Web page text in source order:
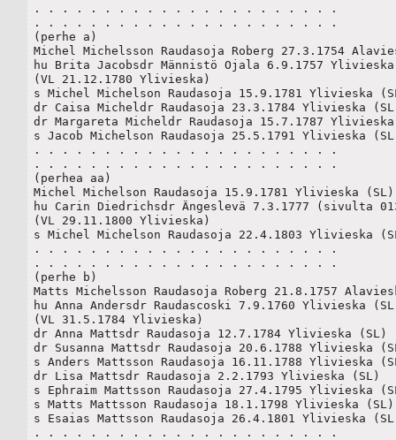
. . . . . . . . . . . . . . . . . . . . . .
. . . . . . . . . . . . . . . . . . . . . .
(perhe a)
Michel Michelsson Raudasoja Roberg 27.3.1754
hu Brita Jacobsdr Männistö Ojala 6.9.1757
(VL 21.12.1780 Ylivieska)
s Michel Michelson Raudasoja 15.9.1781 Ylivieska
dr Caisa Micheldr Raudasoja 23.3.1784 Ylivieska
dr Margareta Micheldr Raudasoja 15.7.1787
s Jacob Michelson Raudasoja 25.5.1791 Ylivieska
. . . . . . . . . . . . . . . . . . . . . .
. . . . . . . . . . . . . . . . . . . . . .
(perhea aa)
Michel Michelson Raudasoja 15.9.1781 Ylivieska (SL)
hu Carin Diedrichsdr Ängeslevä 7.3.1777 (sivulta
(VL 29.11.1800 Ylivieska)
s Michel Michelson Raudasoja 22.4.1803 Ylivieska
. . . . . . . . . . . . . . . . . . . . . .
. . . . . . . . . . . . . . . . . . . . . .
(perhe b)
Matts Michelsson Raudasoja Roberg 21.8.1757
hu Anna Andersdr Raudascoski 7.9.1760 Ylivieska
(VL 31.5.1784 Ylivieska)
dr Anna Mattsdr Raudasoja 12.7.1784 Ylivieska (SL)
dr Susanna Mattsdr Raudasoja 20.6.1788 Ylivieska
s Anders Mattsson Raudasoja 16.11.1788 Ylivieska
dr Lisa Mattsdr Raudasoja 2.2.1793 Ylivieska (SL)
s Ephraim Mattsson Raudasoja 27.4.1795 Ylivieska
s Matts Mattsson Raudasoja 18.1.1798 Ylivieska (SL)
s Esaias Mattsson Raudasoja 26.4.1801 Ylivieska
. . . . . . . . . . . . . . . . . . . . . .